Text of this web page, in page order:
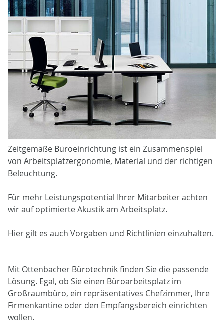
Zeitgemäße Büroeinrichtung ist ein Zusammenspiel
von Arbeitsplatzergonomie, Material und der richtigen
Beleuchtung.
Für mehr Leistungspotential Ihrer Mitarbeiter achten
wir auf optimierte Akustik am Arbeitsplatz.
Hier gilt es auch Vorgaben und Richtlinien einzuhalten.
Mit Ottenbacher Bürotechnik finden Sie die passende
Lösung. Egal, ob Sie einen Büroarbeitsplatz im
Großraumbüro, ein repräsentatives Chefzimmer, Ihre
Firmenkantine oder den Empfangsbereich einrichten
wollen.